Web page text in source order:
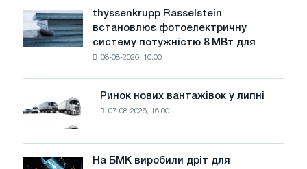
води
загрожує
безпеці
thyssenkrupp
Rasselstein
встановлює
фотоелектричну
досягнення
цілей
thyssenkrupp Rasselstein
встановлює фотоелектричну
систему потужністю 8 МВт для
08-08-2026, 10:00
Ринок
нових
вантажівок
у
липні
Ринок нових вантажівок у липні
07-08-2026, 16:00
На На БМК виробили дріт для